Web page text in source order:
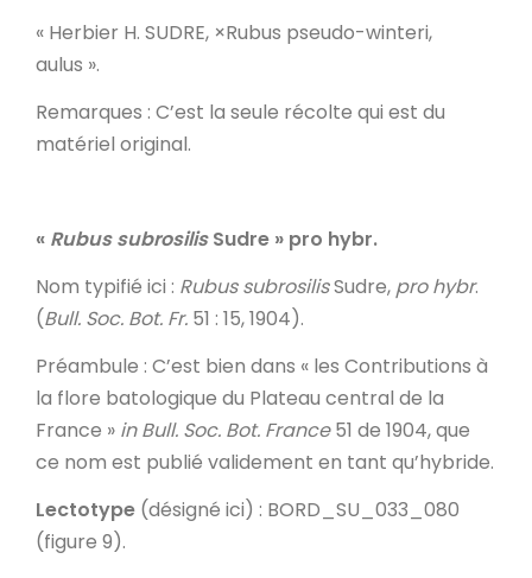
« Herbier H. SUDRE, ×Rubus pseudo-winteri,
aulus ».
Remarques : C’est la seule récolte qui est du
matériel original.
« Rubus subrosilisSudre » pro hybr.
Nom typifié ici : Rubus subrosilisSudre, pro hybr.
(Bull. Soc. Bot. Fr. 51 : 15, 1904).
Préambule : C’est bien dans « les Contributions à
la flore batologique du Plateau central de la
France » in Bull. Soc. Bot. France51 de 1904, que
ce nom est publié validement en tant qu’hybride.
Lectotype (désigné ici) : BORD_SU_033_080
(figure 9).